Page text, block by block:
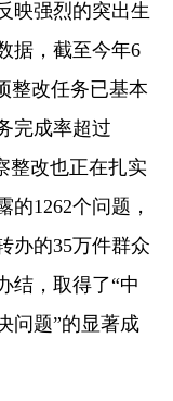
映强烈的突出生
据，截至今年6
整改任务已基本
完成率超过
整改也正在扎实
1262个问题，
办的35万件群众
结，取得了“中
问题”的显著成